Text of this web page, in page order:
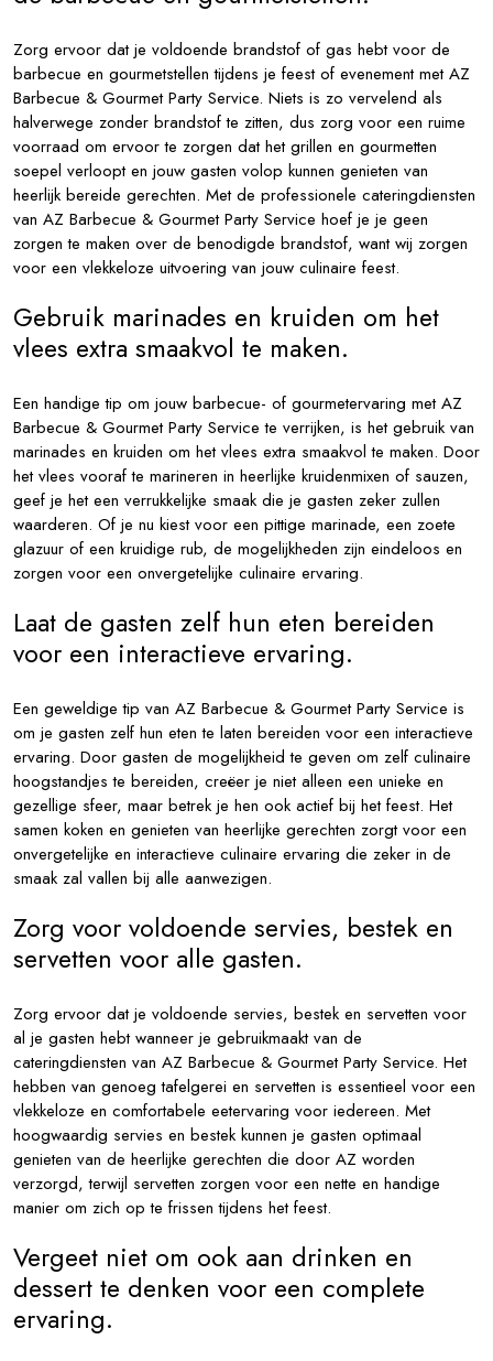
Zorg ervoor dat je voldoende brandstof of gas hebt voor de
barbecue en gourmetstellen tijdens je feest of evenement met AZ
Barbecue & Gourmet Party Service. Niets is zo vervelend als
halverwege zonder brandstof te zitten, dus zorg voor een ruime
voorraad om ervoor te zorgen dat het grillen en gourmetten
soepel verloopt en jouw gasten volop kunnen genieten van
heerlijk bereide gerechten. Met de professionele cateringdiensten
van AZ Barbecue & Gourmet Party Service hoef je je geen
zorgen te maken over de benodigde brandstof, want wij zorgen
voor een vlekkeloze uitvoering van jouw culinaire feest.
Gebruik marinades en kruiden om het
vlees extra smaakvol te maken.
Een handige tip om jouw barbecue- of gourmetervaring met AZ
Barbecue & Gourmet Party Service te verrijken, is het gebruik van
marinades en kruiden om het vlees extra smaakvol te maken. Door
het vlees vooraf te marineren in heerlijke kruidenmixen of sauzen,
geef je het een verrukkelijke smaak die je gasten zeker zullen
waarderen. Of je nu kiest voor een pittige marinade, een zoete
glazuur of een kruidige rub, de mogelijkheden zijn eindeloos en
zorgen voor een onvergetelijke culinaire ervaring.
Laat de gasten zelf hun eten bereiden
voor een interactieve ervaring.
Een geweldige tip van AZ Barbecue & Gourmet Party Service is
om je gasten zelf hun eten te laten bereiden voor een interactieve
ervaring. Door gasten de mogelijkheid te geven om zelf culinaire
hoogstandjes te bereiden, creëer je niet alleen een unieke en
gezellige sfeer, maar betrek je hen ook actief bij het feest. Het
samen koken en genieten van heerlijke gerechten zorgt voor een
onvergetelijke en interactieve culinaire ervaring die zeker in de
smaak zal vallen bij alle aanwezigen.
Zorg voor voldoende servies, bestek en
servetten voor alle gasten.
Zorg ervoor dat je voldoende servies, bestek en servetten voor
al je gasten hebt wanneer je gebruikmaakt van de
cateringdiensten van AZ Barbecue & Gourmet Party Service. Het
hebben van genoeg tafelgerei en servetten is essentieel voor een
vlekkeloze en comfortabele eetervaring voor iedereen. Met
hoogwaardig servies en bestek kunnen je gasten optimaal
genieten van de heerlijke gerechten die door AZ worden
verzorgd, terwijl servetten zorgen voor een nette en handige
manier om zich op te frissen tijdens het feest.
Vergeet niet om ook aan drinken en
dessert te denken voor een complete
ervaring.